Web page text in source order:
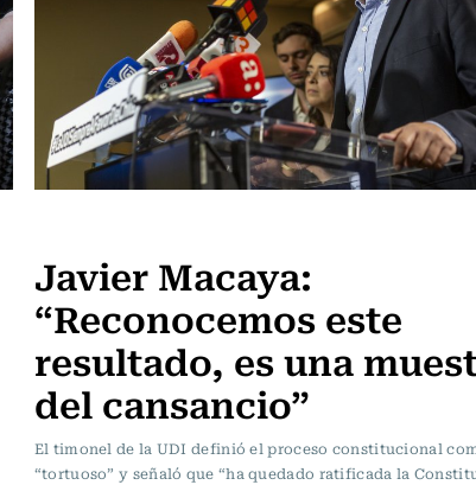
Javier Macaya:
“Reconocemos este
resultado, es una
del cansancio”
El timonel de la UDI definió el proceso constitucional
“tortuoso” y señaló que “ha quedado ratificada la